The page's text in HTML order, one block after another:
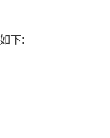
下: